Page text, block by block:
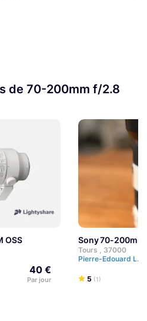
de 70-200mm f/2.8
OSS
40 €
Par jour
Sony 70-
Tours , 37000
Pierre-Edouard L.
5 (1)